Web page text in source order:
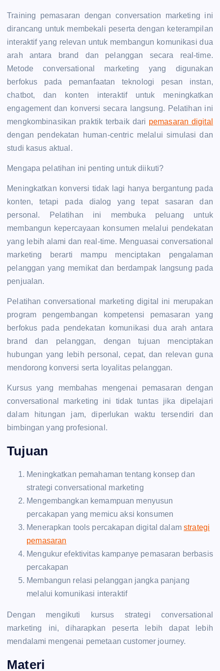
Training pemasaran dengan conversation marketing ini
dirancang untuk membekali peserta dengan keterampilan
interaktif yang relevan untuk membangun komunikasi dua
arah antara brand dan pelanggan secara real-time.
Metode conversational marketing yang digunakan
berfokus pada pemanfaatan teknologi pesan instan,
chatbot, dan konten interaktif untuk meningkatkan
engagement dan konversi secara langsung. Pelatihan ini
mengkombinasikan praktik terbaik dari pemasaran digital
dengan pendekatan human-centric melalui simulasi dan
studi kasus aktual.
Mengapa pelatihan ini penting untuk diikuti?
Meningkatkan konversi tidak lagi hanya bergantung pada
konten, tetapi pada dialog yang tepat sasaran dan
personal. Pelatihan ini membuka peluang untuk
membangun kepercayaan konsumen melalui pendekatan
yang lebih alami dan real-time. Menguasai conversational
marketing berarti mampu menciptakan pengalaman
pelanggan yang memikat dan berdampak langsung pada
penjualan.
Pelatihan conversational marketing digital ini merupakan
program pengembangan kompetensi pemasaran yang
berfokus pada pendekatan komunikasi dua arah antara
brand dan pelanggan, dengan tujuan menciptakan
hubungan yang lebih personal, cepat, dan relevan guna
mendorong konversi serta loyalitas pelanggan.
Kursus yang membahas mengenai pemasaran dengan
conversational marketing ini tidak tuntas jika dipelajari
dalam hitungan jam, diperlukan waktu tersendiri dan
bimbingan yang profesional.
Tujuan
Meningkatkan pemahaman tentang konsep dan
strategi conversational marketing
Mengembangkan kemampuan menyusun
percakapan yang memicu aksi konsumen
Menerapkan tools percakapan digital dalam strategi
pemasaran
Mengukur efektivitas kampanye pemasaran berbasis
percakapan
Membangun relasi pelanggan jangka panjang
melalui komunikasi interaktif
Dengan mengikuti kursus strategi conversational
marketing ini, diharapkan peserta lebih dapat lebih
mendalami mengenai pemetaan customer journey.
Materi